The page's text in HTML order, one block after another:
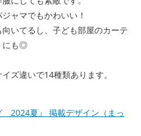
ャマでもかわいい！
いてるし、子ども部屋のカーテ
にも◎
ズ違いで14種類あります。
2024夏』 掲載デザイン（まっ